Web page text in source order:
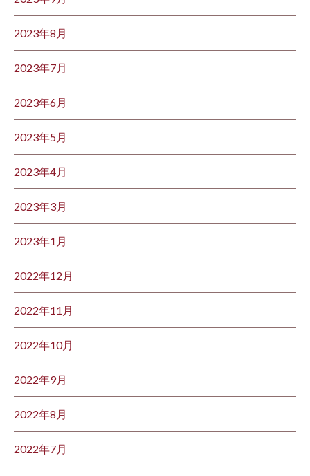
2023年8月
2023年7月
2023年6月
2023年5月
2023年4月
2023年3月
2023年1月
2022年12月
2022年11月
2022年10月
2022年9月
2022年8月
2022年7月